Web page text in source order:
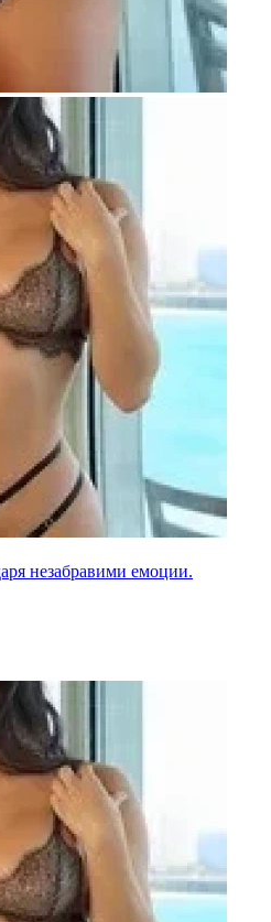
незабравими емоции.